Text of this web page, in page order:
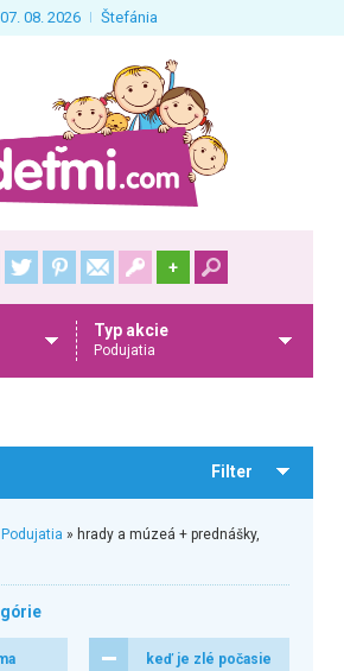
07. 08. 2026 Štefánia
+
Typ akcie
Podujatia
Filter
Podujatia » hrady a múzeá + prednášky,
keď je zlé počasie